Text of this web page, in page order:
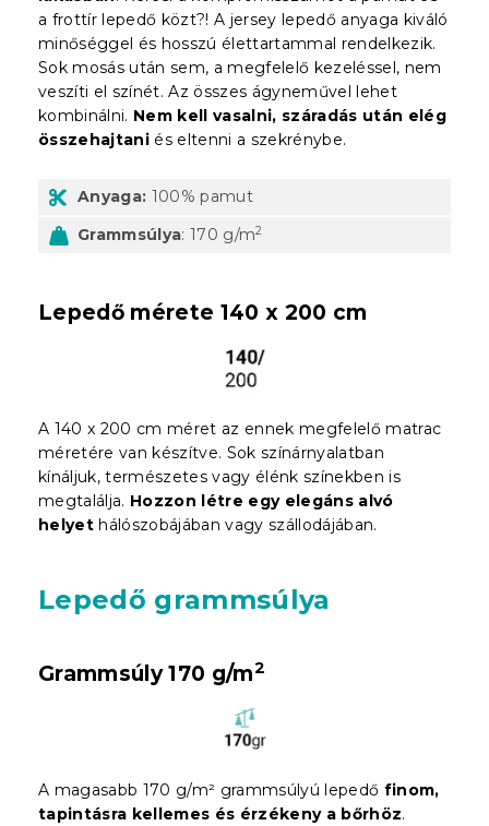
a frottír lepedő közt?! A jersey lepedő anyaga kiváló
minőséggel és hosszú élettartammal rendelkezik.
Sok mosás után sem, a megfelelő kezeléssel, nem
veszíti el színét. Az összes ágyneművel lehet
kombinálni. Nem kell vasalni, száradás után elég
összehajtani és eltenni a szekrénybe.
Anyaga: 100% pamut
Grammsúlya: 170 g/m2
Lepedő mérete 140 x 200 cm
A 140 x 200 cm méret az ennek megfelelő matrac
méretére van készítve. Sok színárnyalatban
kínáljuk, természetes vagy élénk színekben is
megtalálja. Hozzon létre egy elegáns alvó
helyet hálószobájában vagy szállodájában.
Lepedő grammsúlya
Grammsúly 170 g/m2
A magasabb 170 g/m² grammsúlyú lepedő finom,
tapintásra kellemes és érzékeny a bőrhöz.